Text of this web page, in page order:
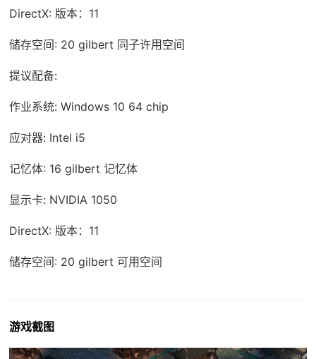
DirectX: 版本：11
储存空间: 20 gilbert 同子许用空间
提议配备:
作业系统: Windows 10 64 chip
应对器: Intel i5
记忆体: 16 gilbert 记忆体
显示卡: NVIDIA 1050
DirectX: 版本：11
储存空间: 20 gilbert 可用空间
游戏截图